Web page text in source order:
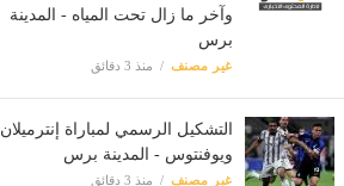
وآخر ما زال تحت المياه - المدينة
برس
غير مصنف منذ 3 دقائق
التشكيل الرسمي لمباراة إنترميلان
ويوفنتوس - المدينة برس
غير مصنف منذ 3 دقائق